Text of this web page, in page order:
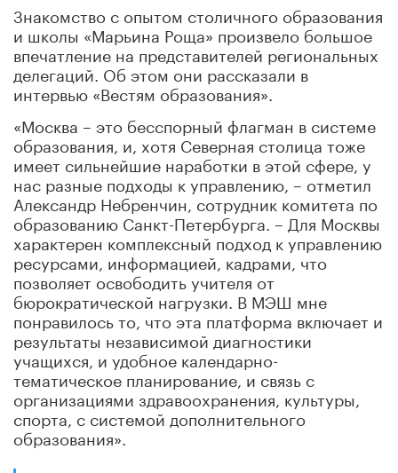
Знакомство с опытом столичного образования
и школы «Марьина Роща» произвело большое
впечатление на представителей региональных
делегаций. Об этом они рассказали в
интервью «Вестям образования».
«Москва – это бесспорный флагман в системе
образования, и, хотя Северная столица тоже
имеет сильнейшие наработки в этой сфере, у
нас разные подходы к управлению, – отметил
Александр Небренчин, сотрудник комитета по
образованию Санкт-Петербурга. – Для Москвы
характерен комплексный подход к управлению
ресурсами, информацией, кадрами, что
позволяет освободить учителя от
бюрократической нагрузки. В МЭШ мне
понравилось то, что эта платформа включает и
результаты независимой диагностики
учащихся, и удобное календарно-
тематическое планирование, и связь с
организациями здравоохранения, культуры,
спорта, с системой дополнительного
образования».